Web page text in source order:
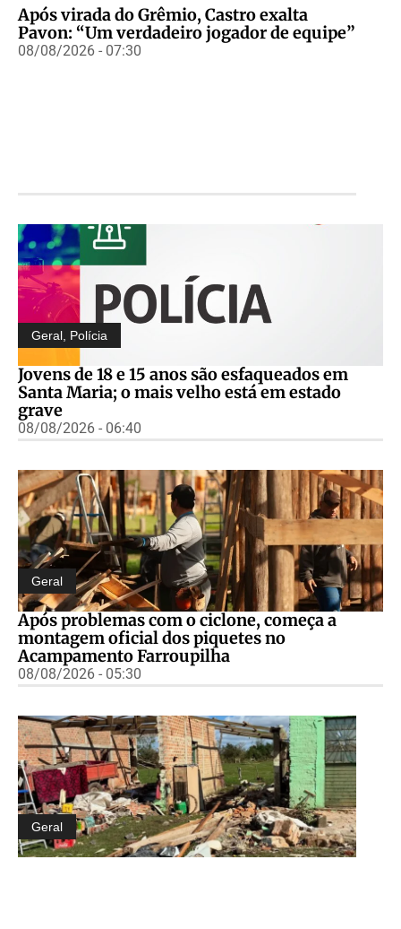
Após virada do Grêmio, Castro exalta
Pavon: “Um verdadeiro jogador de equipe”
08/08/2026 - 07:30
Geral Polícia
Jovens de 18 e 15 anos são esfaqueados em
Santa Maria; o mais velho está em estado
grave
08/08/2026 - 06:40
Geral
Após problemas com o ciclone, começa a
montagem oficial dos piquetes no
Acampamento Farroupilha
08/08/2026 - 05:30
Geral